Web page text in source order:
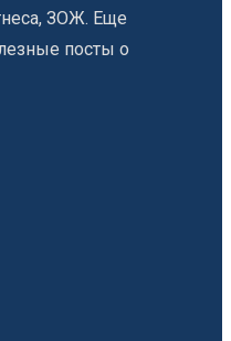
ЗОЖ. Еще
посты о